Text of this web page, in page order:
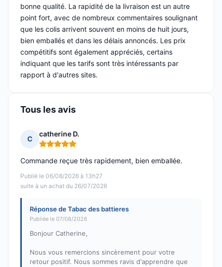
bonne qualité. La rapidité de la livraison est un autre
point fort, avec de nombreux commentaires soulignant
que les colis arrivent souvent en moins de huit jours,
bien emballés et dans les délais annoncés. Les prix
compétitifs sont également appréciés, certains
indiquant que les tarifs sont très intéressants par
rapport à d'autres sites.
Tous les avis
C
catherine D.
Note : 5 sur 5
Publié le 06/08/2026 à 13h27
suite à un achat du 26/07/2026
Commande reçue très rapidement, bien emballée.
Réponse de Tabac des battieres
Publiée le 07/08/2026
Bonjour Catherine,
Nous vous remercions sincèrement pour votre
retour positif. Nous sommes ravis d'apprendre que